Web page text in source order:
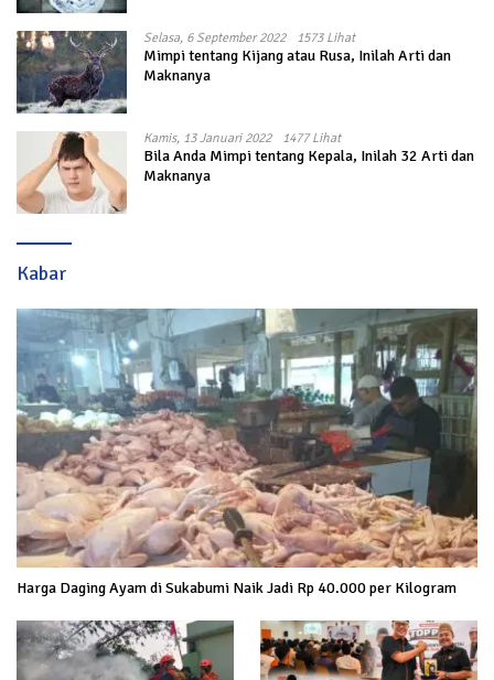
Selasa, 6 September 2022 1573 Lihat
Mimpi tentang Kijang atau Rusa, Inilah Arti dan
Maknanya
Kamis, 13 Januari 2022 1477 Lihat
Bila Anda Mimpi tentang Kepala, Inilah 32 Arti dan
Maknanya
Kabar
Harga Daging Ayam di Sukabumi Naik Jadi Rp 40.000 per Kilogram